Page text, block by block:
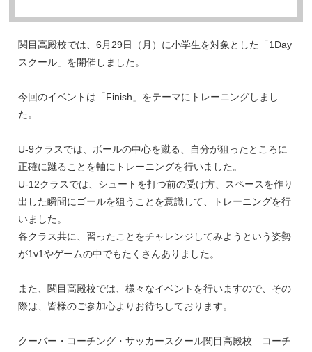
関目高殿校では、6月29日（月）に小学生を対象とした「1Day
スクール」を開催しました。
今回のイベントは「Finish」をテーマにトレーニングしまし
た。
U-9クラスでは、ボールの中心を蹴る、自分が狙ったところに
正確に蹴ることを軸にトレーニングを行いました。
U-12クラスでは、シュートを打つ前の受け方、スペースを作り
出した瞬間にゴールを狙うことを意識して、トレーニングを行
いました。
各クラス共に、習ったことをチャレンジしてみようという姿勢
が1v1やゲームの中でもたくさんありました。
また、関目高殿校では、様々なイベントを行いますので、その
際は、皆様のご参加心よりお待ちしております。
クーバー・コーチング・サッカースクール関目高殿校 コーチ